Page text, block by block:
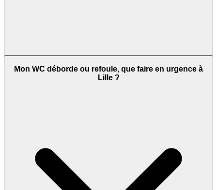
Mon WC déborde ou refoule, que faire en urgence à
Lille ?